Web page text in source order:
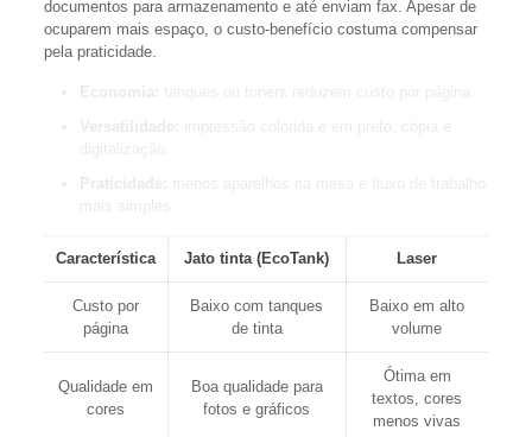
documentos para armazenamento e até enviam fax. Apesar de
ocuparem mais espaço, o custo-benefício costuma compensar
pela praticidade.
Característica Jato tinta (EcoTank) Laser
Custo por
página
Baixo com tanques
de tinta
Baixo em alto
volume
Qualidade em
cores
Boa qualidade para
fotos e gráficos
Ótima em
textos, cores
menos vivas